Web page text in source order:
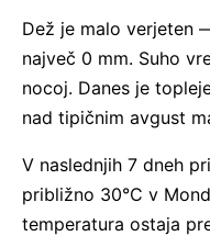
Dež je malo verjeten
največ 0 mm. Suho
nocoj. Danes je
nad tipičnim avgust
V naslednjih 7 dneh
približno 30°C v
temperatura ostaja